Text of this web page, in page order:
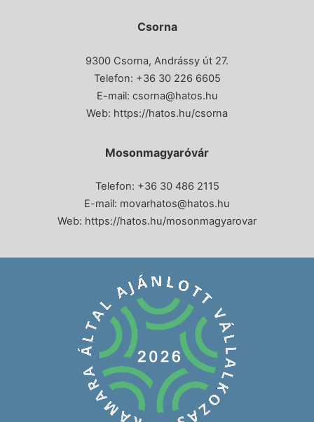
Csorna
9300 Csorna, Andrássy út 27.
Telefon: +36 30 226 6605
E-mail: csorna@hatos.hu
Web: https://hatos.hu/csorna
Mosonmagyaróvár
Telefon: +36 30 486 2115
E-mail: movarhatos@hatos.hu
Web: https://hatos.hu/mosonmagyarovar